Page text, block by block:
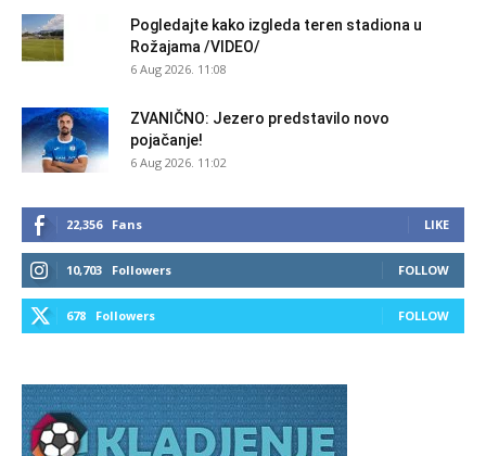
Pogledajte kako izgleda teren stadiona u
Rožajama /VIDEO/
6 Aug 2026. 11:08
ZVANIČNO: Jezero predstavilo novo
pojačanje!
6 Aug 2026. 11:02
22,356 Fans LIKE
10,703 Followers FOLLOW
678 Followers FOLLOW